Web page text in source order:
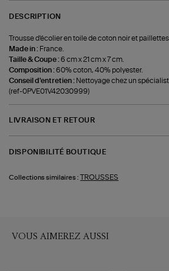
DESCRIPTION
Trousse d'écolier en toile de coton noir et
Made in : France.
Taille & Coupe :6 cm x 21 cm x 7 cm.
Composition :60% coton, 40% polyester.
Conseil d'entretien : Nettoyage chez un
(ref-0PVE01V42030999)
LIVRAISON ET RETOUR
DISPONIBILITÉ BOUTIQUE
Collections similaires : TROUSSES
VOUS AIMEREZ AUSSI